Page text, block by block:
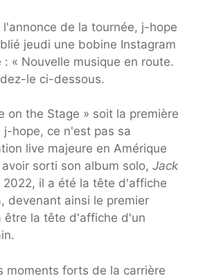
l'annonce de la tournée, j-hope
jeudi une bobine Instagram
: « Nouvelle musique en route.
le ci-dessous.
on the Stage » soit la première
hope, ce n'est pas sa
live majeure en Amérique
sorti son album solo, Jack
2022, il a été la tête d'affiche
devenant ainsi le premier
être la tête d'affiche d'un
moments forts de la carrière